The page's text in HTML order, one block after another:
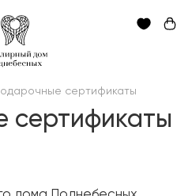
сертификаты
сертификаты